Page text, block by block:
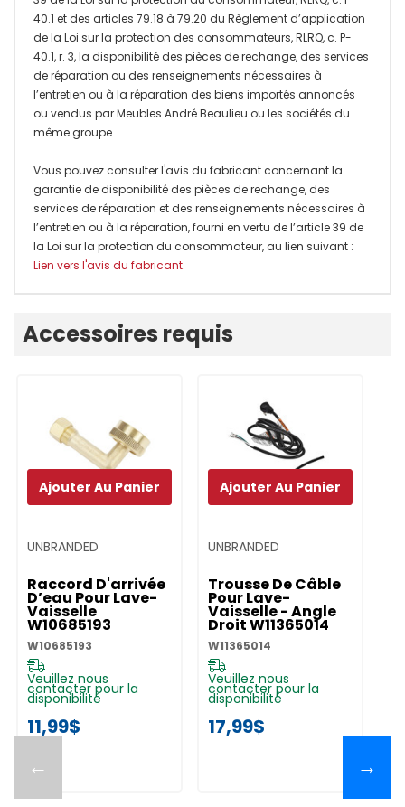
40.1 et des articles 79.18 à 79.20 du Règlement d’application
de la Loi sur la protection des consommateurs, RLRQ, c. P-
40.1, r. 3, la disponibilité des pièces de rechange, des services
de réparation ou des renseignements nécessaires à
l’entretien ou à la réparation des biens importés annoncés
ou vendus par Meubles André Beaulieu ou les sociétés du
même groupe.
Vous pouvez consulter l'avis du fabricant concernant la
garantie de disponibilité des pièces de rechange, des
services de réparation et des renseignements nécessaires à
l’entretien ou à la réparation, fourni en vertu de l’article 39 de
la Loi sur la protection du consommateur, au lien suivant :
Lien vers l'avis du fabricant.
personnalisé
Accessoires requis
←
UNBRANDED
Raccord D'arrivée
D’eau Pour Lave-
Vaisselle
W10685193
W10685193
Veuillez nous
contacter pour la
disponibilité
11,99$
Ajouter Au Panier
UNBRANDED
Trousse De Câble
Pour Lave-
Vaisselle - Angle
Droit W11365014
W11365014
Veuillez nous
contacter pour la
disponibilité
17,99$
Ajouter Au Panier
→